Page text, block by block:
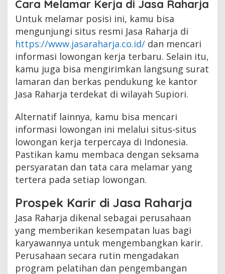
Cara Melamar Kerja di Jasa Raharja
Untuk melamar posisi ini, kamu bisa
mengunjungi situs resmi Jasa Raharja di
https://www.jasaraharja.co.id/ dan mencari
informasi lowongan kerja terbaru. Selain itu,
kamu juga bisa mengirimkan langsung surat
lamaran dan berkas pendukung ke kantor
Jasa Raharja terdekat di wilayah Supiori.
Alternatif lainnya, kamu bisa mencari
informasi lowongan ini melalui situs-situs
lowongan kerja terpercaya di Indonesia.
Pastikan kamu membaca dengan seksama
persyaratan dan tata cara melamar yang
tertera pada setiap lowongan.
Prospek Karir di Jasa Raharja
Jasa Raharja dikenal sebagai perusahaan
yang memberikan kesempatan luas bagi
karyawannya untuk mengembangkan karir.
Perusahaan secara rutin mengadakan
program pelatihan dan pengembangan